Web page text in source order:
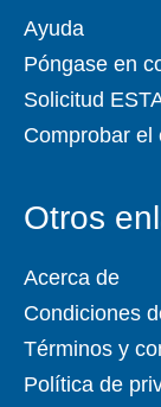
Ayuda
Póngase en
Solicitud
Comprobar el
Otros
Acerca de
Condiciones
Términos y
Política de